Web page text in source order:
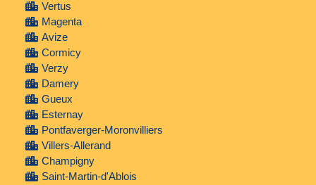
Vertus
Magenta
Avize
Cormicy
Verzy
Damery
Gueux
Esternay
Pontfaverger-Moronvilliers
Villers-Allerand
Champigny
Saint-Martin-d'Ablois